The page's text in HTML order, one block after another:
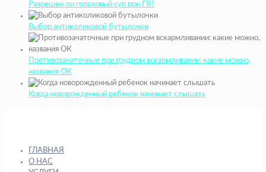
Разрешен ли гороховый суп при ГВ?
Выбор антиколиковой бутылочки
Противозачаточные при грудном вскармливании: какие можно,
названия ОК
Когда новорожденный ребенок начинает слышать
ГЛАВНАЯ
О НАС